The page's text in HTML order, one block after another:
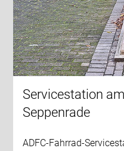
Servicestation
Seppenrade
ADFC-Fahrrad-